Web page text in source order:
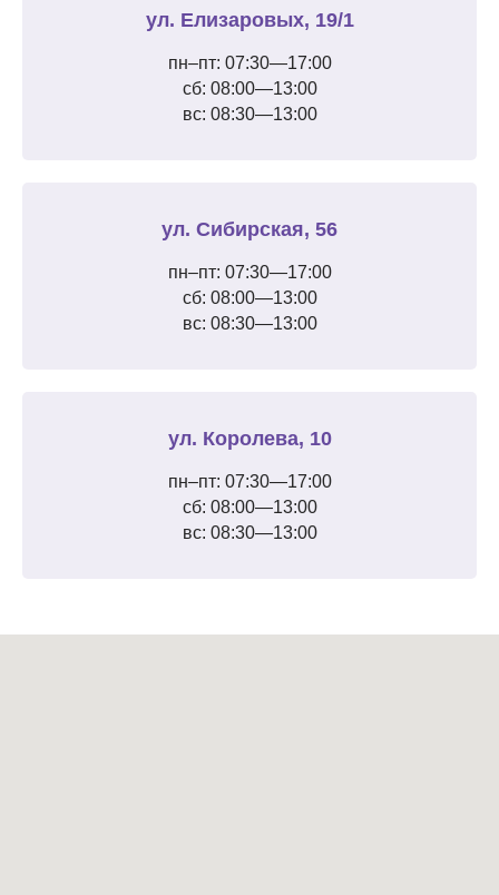
ул. Елизаровых, 19/1
пн–пт: 07:30—17:00
сб: 08:00—13:00
вс: 08:30—13:00
ул. Сибирская, 56
пн–пт: 07:30—17:00
сб: 08:00—13:00
вс: 08:30—13:00
ул. Королева, 10
пн–пт: 07:30—17:00
сб: 08:00—13:00
вс: 08:30—13:00